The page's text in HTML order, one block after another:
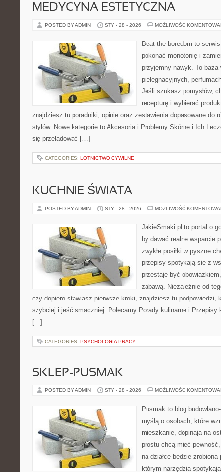
MEDYCYNA ESTETYCZNA
POSTED BY ADMIN STY - 28 - 2026 MOŻLIWOŚĆ
Beat the boredom to
pokonać monotonię i
przyjemny nawyk. To baza
pielęgnacyjnych,
Jeśli szukasz pomysłów,
recepturę i wybierać
znajdziesz tu poradniki, opinie oraz zestawienia dopasowane do
stylów. Nowe kategorie to Akcesoria i Problemy Skórne i Ich
się przeładować […]
CATEGORIES: LOTNICTWO CYWILNE
KUCHNIE ŚWIATA
POSTED BY ADMIN STY - 28 - 2026 MOŻLIWOŚĆ
JakieSmaki.pl to portal o
by dawać realne wsparcie
zwykłe posiłki w pyszne
przepisy spotykają się z
przestaje być
zabawą. Niezależnie od
czy dopiero stawiasz pierwsze kroki, znajdziesz tu podpowiedzi,
szybciej i jeść smaczniej. Polecamy Porady kulinarne i Przepisy
[…]
CATEGORIES: PSYCHOLOGIA PRACY
SKLEP-PUSMAK
POSTED BY ADMIN STY - 28 - 2026 MOŻLIWOŚĆ
Pusmak to blog
myślą o osobach, które
mieszkanie, dopinają na
prostu chcą mieć
na działce będzie
którym narzędzia